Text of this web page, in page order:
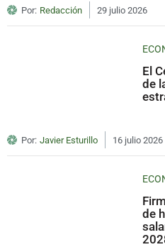
Por: Redacción 29 julio 2026
El
de
Por: Javier Esturillo 16 julio 2026
de